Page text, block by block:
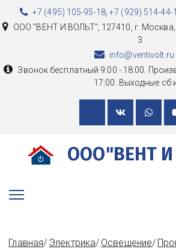
+7 (495) 105-95-18,+7 (929) 514-44-
ООО "ВЕНТ И ВОЛЬТ" 127410, г. Москва
3
info@ventivolt.ru
Звонок бесплатный 9:00 - 18:00.
17:00. Выходные сб
ООО"ВЕНТ
Главная/ Электрика/ Освещение/